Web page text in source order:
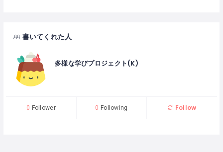
書いてくれた人
多様な学びプロジェクト(K)
0 Follower 0 Following Follow